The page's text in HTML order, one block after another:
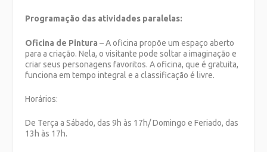
Programação das atividades paralelas:
Oficina de Pintura – A oficina propõe um espaço aberto
para a criação. Nela, o visitante pode soltar a imaginação e
criar seus personagens favoritos. A oficina, que é gratuita,
funciona em tempo integral e a classificação é livre.
Horários:
De Terça a Sábado, das 9h às 17h/ Domingo e Feriado, das
13h às 17h.